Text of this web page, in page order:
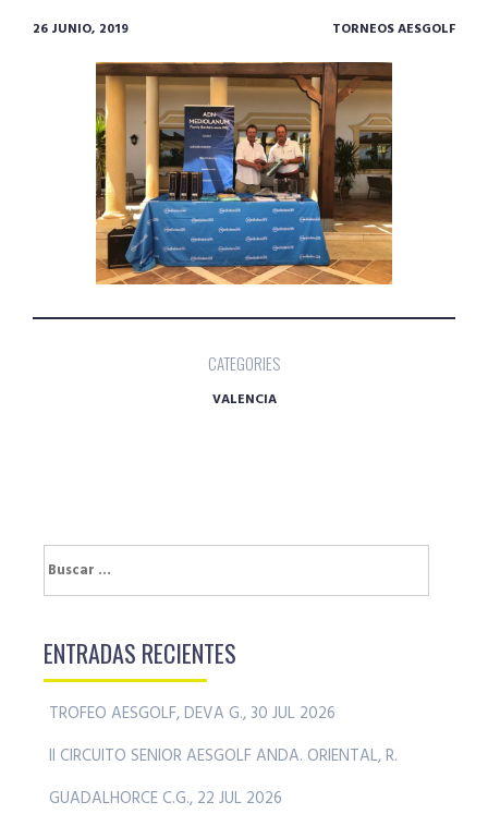
26 JUNIO, 2019 TORNEOS AESGOLF
CATEGORIES
VALENCIA
Buscar:
ENTRADAS RECIENTES
TROFEO AESGOLF, DEVA G., 30 JUL 2026
II CIRCUITO SENIOR AESGOLF ANDA. ORIENTAL, R.
GUADALHORCE C.G., 22 JUL 2026